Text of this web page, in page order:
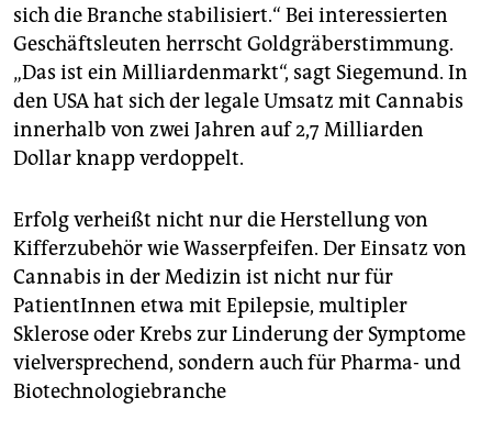
sich die Branche stabilisiert.“ Bei interessierten
Geschäftsleuten herrscht Goldgräberstimmung.
„Das ist ein Milliardenmarkt“, sagt Siegemund. In
den USA hat sich der legale Umsatz mit Cannabis
innerhalb von zwei Jahren auf 2,7 Milliarden
Dollar knapp verdoppelt.
Erfolg verheißt nicht nur die Herstellung von
Kifferzubehör wie Wasserpfeifen. Der Einsatz von
Cannabis in der Medizin ist nicht nur für
PatientInnen etwa mit Epilepsie, multipler
Sklerose oder Krebs zur Linderung der Symptome
vielversprechend, sondern auch für Pharma- und
Biotechnologiebranche